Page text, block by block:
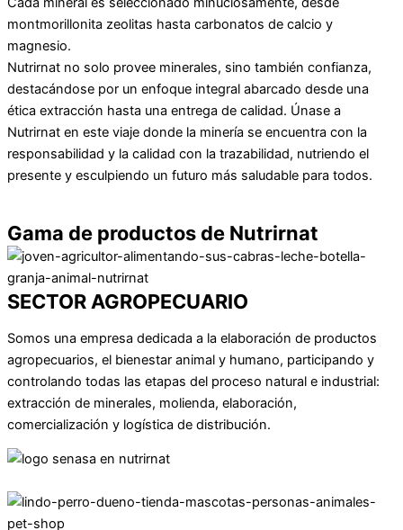
montmorillonita zeolitas hasta carbonatos de calcio y
magnesio.
Nutrirnat no solo provee minerales, sino también confianza,
destacándose por un enfoque integral abarcado desde una
ética extracción hasta una entrega de calidad. Únase a
Nutrirnat en este viaje donde la minería se encuentra con la
responsabilidad y la calidad con la trazabilidad, nutriendo el
presente y esculpiendo un futuro más saludable para todos.
Gama de productos de Nutrirnat
SECTOR AGROPECUARIO
Somos una empresa dedicada a la elaboración de productos
agropecuarios, el bienestar animal y humano, participando y
controlando todas las etapas del proceso natural e industrial:
extracción de minerales, molienda, elaboración,
comercialización y logística de distribución.